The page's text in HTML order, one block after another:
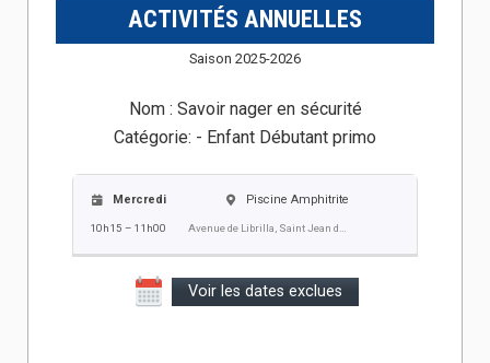
ACTIVITÉS ANNUELLES
Saison 2025-2026
Nom : Savoir nager en sécurité
Catégorie: - Enfant Débutant primo
Mercredi
10h15 – 11h00
Piscine Amphitrite
Voir les dates exclues